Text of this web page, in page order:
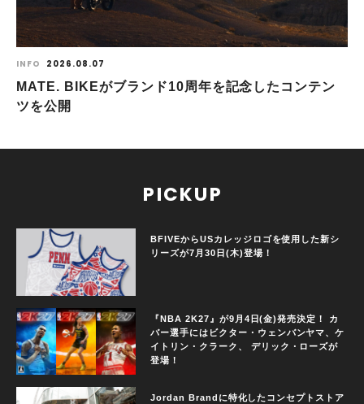
INFO 2026.08.07
MATE. BIKEがブランド10周年を記念したコンテン
ツを公開
PICKUP
BFIVEからUSカレッジロゴを使用した新シ
リーズが7月30日(木)登場！
『NBA 2K27』が9月4日(金)発売決定！ カ
バー選手にはビクター・ウェンバンヤマ、ケ
イトリン・クラーク、 デリック・ローズが
登場！
Jordan Brandに特化したコンセプトストア